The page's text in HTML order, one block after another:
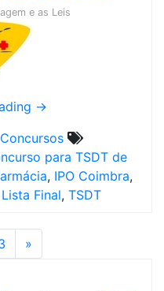
e as Leis
→
Concursos
para TSDT de
, IPO Coimbra,
Lista Final, TSDT
»